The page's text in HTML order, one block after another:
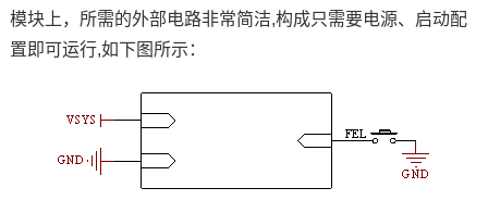
模块上，所需的外部电路非常简洁,构成只需要电源、启动配
置即可运行,如下图所示：